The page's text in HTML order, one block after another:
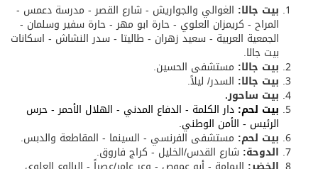
بيت جالا: الغوالي والجواريش - شارع القصر - مدرسة دعمس -
المراح - كريمزان العلوي - حارة ابو مهر - حارة سفير وسلمان -
الجمعية العربية - سعيد زهران - طاليتا - سدر النشاش - اسكانات
بيت جالا.
بيت جالا: مستشفى الحسين.
بيت جالا: السدر/ ليلاً.
بيت ساحور.
بيت لحم: دار الكلمة - الدفاع المدني - الهلال الأحمر - حرس
الرئيس - الأمن الوطني.
بيت لحم: مستشفى الفرنسي - السينما - المقاطعة والدبس.
الدوحة: شارع القدس/الخليل - كراج فاروق.